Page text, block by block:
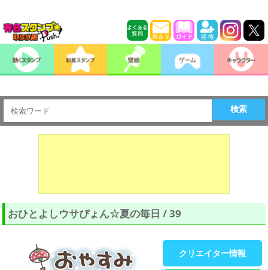
検索
おひとよしウサぴょん☆夏の毎日 / 39
クリエイター情報